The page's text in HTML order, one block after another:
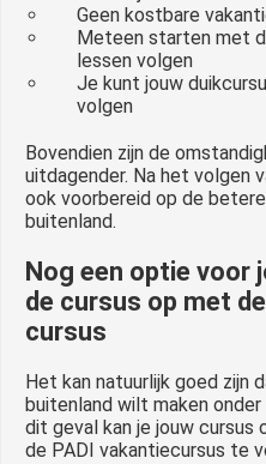
Geen kostbare
Meteen starten met
lessen volgen
Je kunt jouw
volgen
Bovendien zijn de
uitdagender. Na het volgen
ook voorbereid op de
buitenland.
Nog een optie voor
de cursus op met
cursus
Het kan natuurlijk goed zijn
buitenland wilt maken
dit geval kan je jouw cursus
de PADI vakantiecursus te